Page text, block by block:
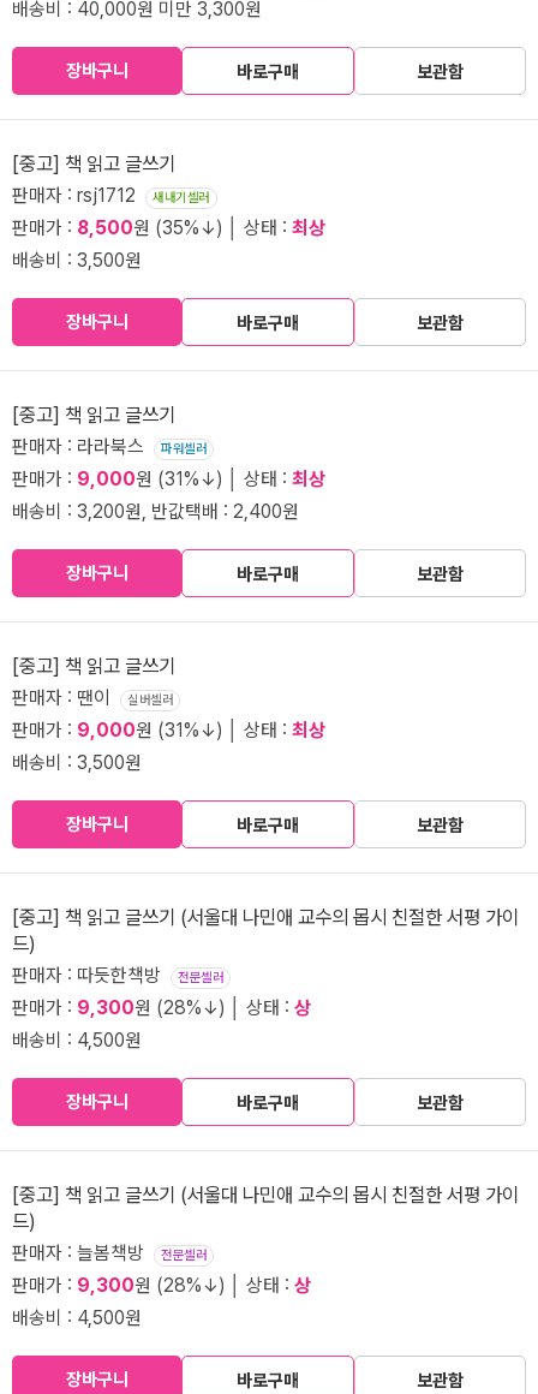
배송비 : 40,000원 미만 3,300원
장바구니 바로구매 보관함
[중고] 책 읽고 글쓰기
판매자 : rsj1712 새내기셀러
판매가 : 8,500원 (35%↓) │ 상태 : 최상
배송비 : 3,500원
장바구니 바로구매 보관함
[중고] 책 읽고 글쓰기
판매자 : 라라북스 파워셀러
판매가 : 9,000원 (31%↓) │ 상태 : 최상
배송비 : 3,200원, 반값택배 : 2,400원
장바구니 바로구매 보관함
[중고] 책 읽고 글쓰기
판매자 : 땐이 실버셀러
판매가 : 9,000원 (31%↓) │ 상태 : 최상
배송비 : 3,500원
장바구니 바로구매 보관함
[중고] 책 읽고 글쓰기 (서울대 나민애 교수의 몹시 친절한 서평 가이
드)
판매자 : 따듯한책방 전문셀러
판매가 : 9,300원 (28%↓) │ 상태 : 상
배송비 : 4,500원
장바구니 바로구매 보관함
[중고] 책 읽고 글쓰기 (서울대 나민애 교수의 몹시 친절한 서평 가이
드)
판매자 : 늘봄책방 전문셀러
판매가 : 9,300원 (28%↓) │ 상태 : 상
배송비 : 4,500원
장바구니 바로구매 보관함